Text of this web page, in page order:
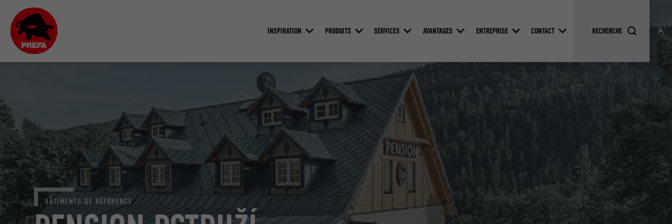
INSPIRATION PRODUITS SERVICES AVANTAGES ENTREPRISE CONTACT
BÂTIMENTS DE RÉFÉRENCE